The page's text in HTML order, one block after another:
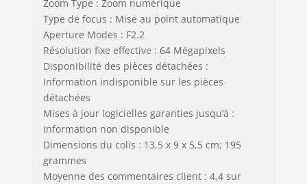
Zoom Type : Zoom numérique
Type de focus : Mise au point automatique
Aperture Modes : F2.2
Résolution fixe effective : 64 Mégapixels
Disponibilité des pièces détachées :
Information indisponible sur les pièces
détachées
Mises à jour logicielles garanties jusqu’à :
Information non disponible
Dimensions du colis : 13,5 x 9 x 5,5 cm; 195
grammes
Moyenne des commentaires client : 4,4 sur